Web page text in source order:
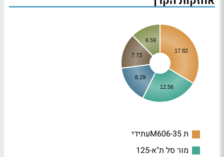
פיקדונות 2
-1
0
-0.05
3
FORWARD
מט"ח 2
סה"כ 71
17.82
12.56
8.29
7.73
6.59
ת M606-35עתידי
מור סל ת"א-125